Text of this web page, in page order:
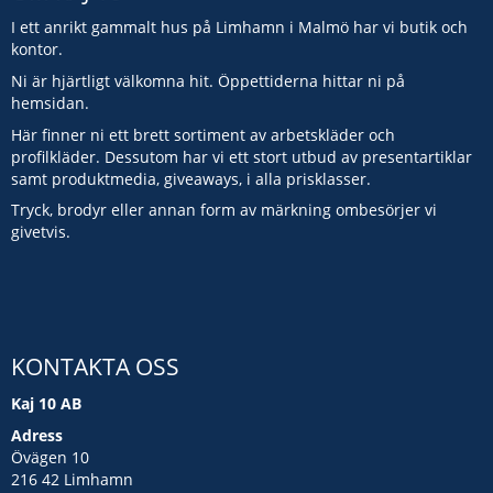
I ett anrikt gammalt hus på Limhamn i Malmö har vi butik och
kontor.
Ni är hjärtligt välkomna hit. Öppettiderna hittar ni på
hemsidan.
Här finner ni ett brett sortiment av arbetskläder och
profilkläder. Dessutom har vi ett stort utbud av presentartiklar
samt produktmedia, giveaways, i alla prisklasser.
Tryck, brodyr eller annan form av märkning ombesörjer vi
givetvis.
KONTAKTA OSS
Kaj 10 AB
Adress
Övägen 10
216 42 Limhamn